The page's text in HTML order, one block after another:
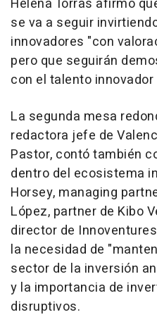
se va a seguir
innovadores "con
pero que seguirán
con el talento
La segunda mesa
redactora jefe de
Pastor, contó también
dentro del ecosistema
Horsey, managing
López, partner de Kibo
director de
la necesidad de
sector de la inversión
y la importancia de
disruptivos.